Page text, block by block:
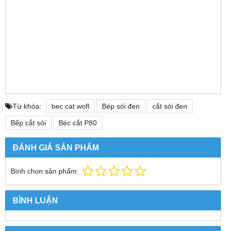
Từ khóa: bec cat wofl Bép sói đen cắt sói đen
Bếp cắt sói Béc cắt P80
ĐÁNH GIÁ SẢN PHẨM
Bình chọn sản phẩm:
BÌNH LUẬN